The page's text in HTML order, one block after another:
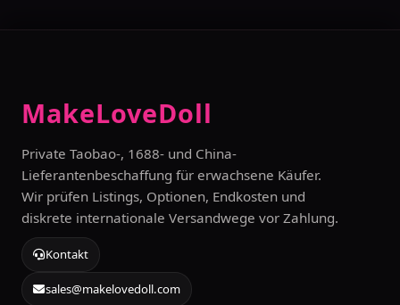
MakeLoveDoll
Private Taobao-, 1688- und China-
Lieferantenbeschaffung für erwachsene Käufer.
Wir prüfen Listings, Optionen, Endkosten und
diskrete internationale Versandwege vor Zahlung.
Kontakt
sales@makelovedoll.com